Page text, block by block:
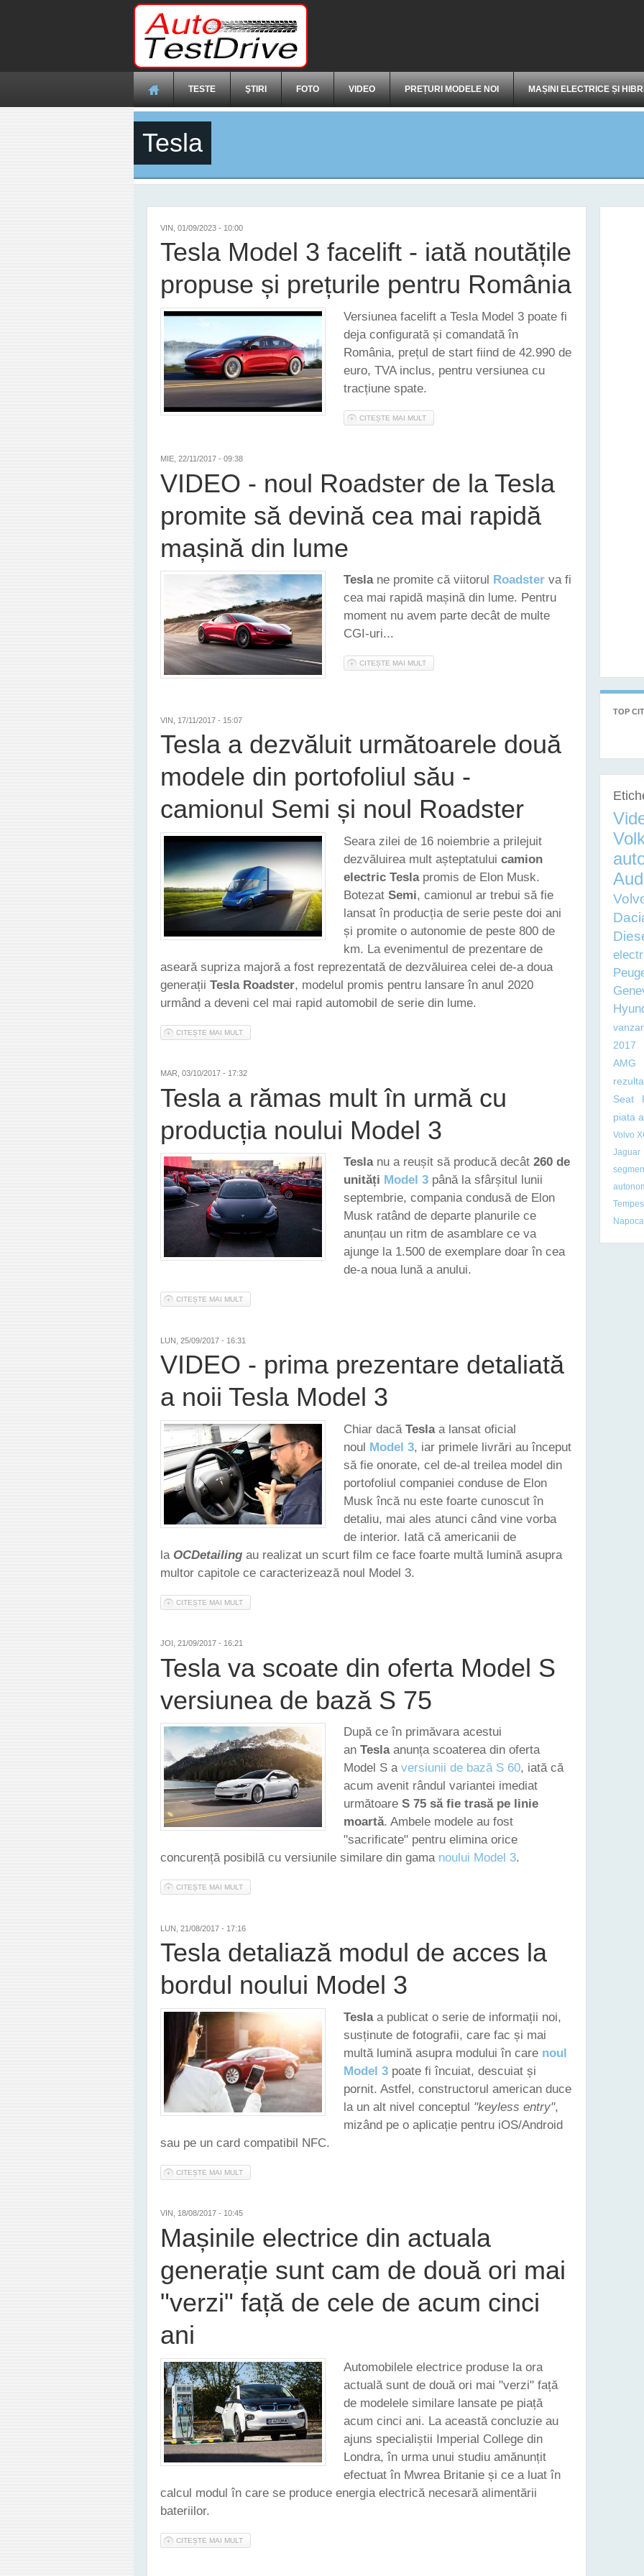
TESTE ŞTIRI FOTO VIDEO PREȚURI MODELE NOI MAȘINI ELECTRICE ȘI
Tesla
VIN, 01/09/2023 - 10:00
Tesla Model 3 facelift - iată noutățile
propuse și prețurile pentru România
Versiunea facelift a Tesla Model 3 poate fi
deja configurată și comandată în
România, prețul de start fiind de 42.990 de
euro, TVA inclus, pentru versiunea cu
tracțiune spate.
CITEȘTE MAI MULT
MIE, 22/11/2017 - 09:38
VIDEO - noul Roadster de la Tesla
promite să devină cea mai rapidă
mașină din lume
Teslane promite că viitorul Roadster va fi
cea mai rapidă mașină din lume. Pentru
moment nu avem parte decât de multe
CGI-uri...
CITEȘTE MAI MULT
VIN, 17/11/2017 - 15:07
Tesla a dezvăluit următoarele două
modele din portofoliul său -
camionul Semi și noul Roadster
Seara zilei de 16 noiembrie a prilejuit
dezvăluirea mult așteptatuluicamion
electric Teslapromis de Elon Musk.
BotezatSemi, camionul ar trebui să fie
lansat în producția de serie peste doi ani
și promite o autonomie de peste 800 de
km. La evenimentul de prezentare de
aseară supriza majoră a fost reprezentată de dezvăluirea celei de-a doua
generații Tesla Roadster, modelul promis pentru lansare în anul 2020
urmând a deveni cel mai rapid automobil de serie din lume.
CITEȘTE MAI MULT DESPRE TESLA A DEZVĂLUIT URMĂTOARELE DOUĂ MODELE DIN PORTOFOLIUL SĂU - CAMIONUL SEMI ȘI NOUL
MAR, 03/10/2017 - 17:32
Tesla a rămas mult în urmă cu
producția noului Model 3
Teslanu a reușit să producă decât260 de
unități Model 3 până la sfârșitul lunii
septembrie, compania condusă de Elon
Musk ratând de departe planurile ce
anunțau un ritm de asamblare ce va
ajunge la 1.500 de exemplare doar în cea
de-a noua lună a anului.
CITEȘTE MAI MULT
LUN, 25/09/2017 - 16:31
VIDEO - prima prezentare detaliată
a noii Tesla Model 3
Chiar dacăTeslaa lansat oficial
noul Model 3, iar primele livrări au început
să fie onorate, cel de-al treilea model din
portofoliul companiei conduse de Elon
Musk încă nu este foarte cunoscut în
detaliu, mai ales atunci când vine vorba
de interior. Iată că americanii de
la OCDetailing au realizat un scurt film ce face foarte multă lumină asupra
multor capitole ce caracterizează noul Model 3.
CITEȘTE MAI MULT
JOI, 21/09/2017 - 16:21
Tesla va scoate din oferta Model S
versiunea de bază S 75
După ce în primăvara acestui
anTeslaanunța scoaterea din oferta
Model S aversiunii de bază S 60, iată că
acum avenit rândul variantei imediat
următoareS 75 să fie trasă pe linie
moartă. Ambele modele au fost
"sacrificate" pentru elimina orice
concurență posibilă cu versiunile similare din gama noului Model 3.
CITEȘTE MAI MULT
LUN, 21/08/2017 - 17:16
Tesla detaliază modul de acces la
bordul noului Model 3
Teslaa publicat o serie de informații noi,
susținute de fotografii, care fac și mai
multă lumină asupra modului în care noul
Model 3 poate fi încuiat, descuiat și
pornit. Astfel, constructorul american duce
la un alt nivel conceptul "keyless entry",
mizând pe o aplicație pentru iOS/Android
sau pe un card compatibil NFC.
CITEȘTE MAI MULT
VIN, 18/08/2017 - 10:45
Mașinile electrice din actuala
generație sunt cam de două ori mai
"verzi" față de cele de acum cinci
ani
Automobilele electrice produse la ora
actuală sunt de două ori mai "verzi" față
de modelele similare lansate pe piață
acum cinci ani. La această concluzie au
ajuns specialiștii Imperial College din
Londra, în urma unui studiu amănunțit
efectuat în Mwrea Britanie și ce a luat în
calcul modul în care se produce energia electrică necesară alimentării
bateriilor.
CITEȘTE MAI MULT
TOP
2017
AMG
Seat
piata
Volvo
Jaguar